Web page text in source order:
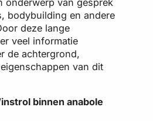
bodybuilding en andere
deze lange
veel informatie
de achtergrond,
van dit
binnen anabole